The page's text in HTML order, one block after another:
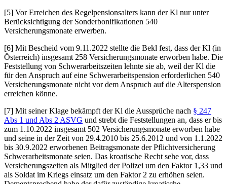
[5] Vor Erreichen des Regelpensionsalters kann der Kl nur unter
Berücksichtigung der Sonderbonifikationen 540
Versicherungsmonate erwerben.
[6] Mit Bescheid vom 9.11.2022 stellte die Bekl fest, dass der Kl (in
Österreich) insgesamt 258 Versicherungsmonate erworben habe. Die
Feststellung von Schwerarbeitszeiten lehnte sie ab, weil der Kl die
für den Anspruch auf eine Schwerarbeitspension erforderlichen 540
Versicherungsmonate nicht vor dem Anspruch auf die Alterspension
erreichen könne.
[7] Mit seiner Klage bekämpft der Kl die Aussprüche nach § 247
Abs 1 und Abs 2 ASVG und strebt die Feststellungen an, dass er bis
zum 1.10.2022 insgesamt 502 Versicherungsmonate erworben habe
und seine in der Zeit von 29.4.2010 bis 25.6.2012 und von 1.1.2022
bis 30.9.2022 erworbenen Beitragsmonate der Pflichtversicherung
Schwerarbeitsmonate seien. Das kroatische Recht sehe vor, dass
Versicherungszeiten als Mitglied der Polizei um den Faktor 1,33 und
als Soldat im Kriegs einsatz um den Faktor 2 zu erhöhen seien.